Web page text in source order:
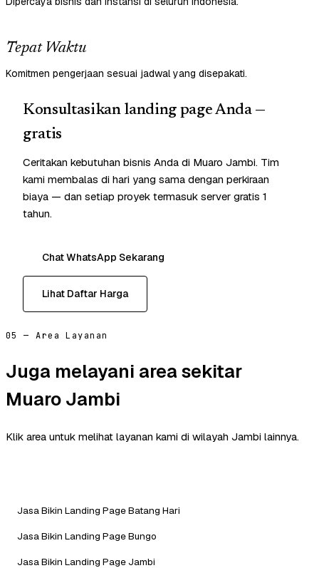
Tepat Waktu
Komitmen pengerjaan sesuai jadwal yang disepakati.
Konsultasikan landing page Anda —
gratis
Ceritakan kebutuhan bisnis Anda di Muaro Jambi. Tim
kami membalas di hari yang sama dengan perkiraan
biaya — dan setiap proyek termasuk server gratis 1
tahun.
Chat WhatsApp Sekarang
Lihat Daftar Harga
05 — Area Layanan
Juga melayani area sekitar
Muaro Jambi
Klik area untuk melihat layanan kami di wilayah Jambi lainnya.
Jasa Bikin Landing Page Batang Hari
Jasa Bikin Landing Page Bungo
Jasa Bikin Landing Page Jambi